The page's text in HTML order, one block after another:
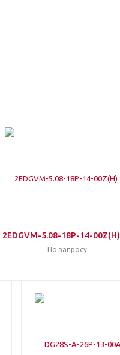
2EDGVM-5.08-18P-14-00Z(H)
По запросу